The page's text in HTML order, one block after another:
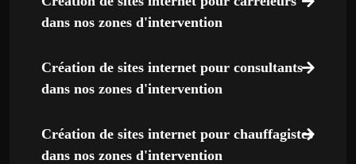
dans nos zones d'intervention
Création de sites internet pour consultants
dans nos zones d'intervention
Création de sites internet pour chauffagistes
dans nos zones d'intervention